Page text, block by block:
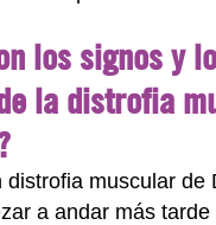
los signos y
la distrofia
distrofia muscular de
a andar más tarde